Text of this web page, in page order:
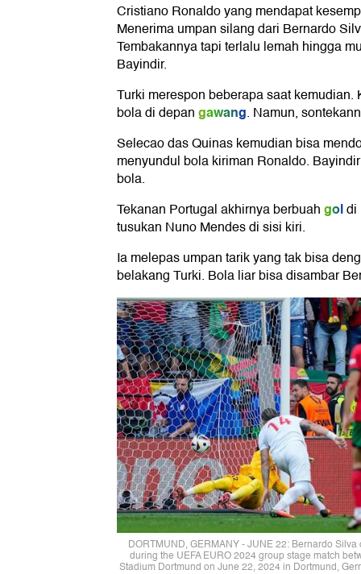
Cristiano Ronaldo yang mendapat
Menerima umpan silang dari Bernardo
Tembakannya tapi terlalu lemah hingga
Bayindir.
Turki merespon beberapa saat kemudian.
bola di depangawang. Namun,
Selecao das Quinas kemudian bisa
menyundul bola kiriman Ronaldo.
bola.
Tekanan Portugal akhirnya berbuahgoldi
tusukan Nuno Mendes di sisi kiri.
Ia melepas umpan tarik yang tak bisa
belakang Turki. Bola liar bisa disambar
DORTMUND, GERMANY - JUNE 22: Bernardo
during the UEFA EURO 2024 group stage match
Stadium Dortmund on June 22, 2024 in Dortmund,